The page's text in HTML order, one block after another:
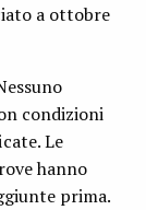
a ottobre
condizioni
Le
hanno
prima.